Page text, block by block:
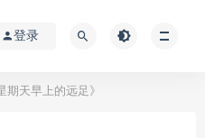
登录
期天早上的远足》